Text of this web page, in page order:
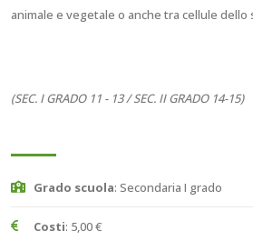
animale e vegetale o anche tra cellule
(SEC. I GRADO 11 - 13 / SEC. II GRADO 14-15)
Grado scuola: Secondaria I grado
Costi: 5,00 €